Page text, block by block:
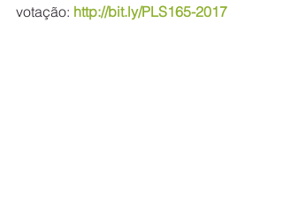
votação: http://bit.ly/PLS165-2017